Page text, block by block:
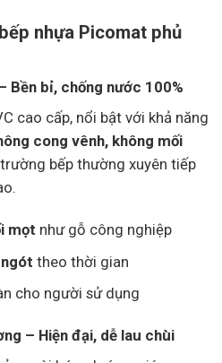
nhựa Picomat phủ
Bền bỉ, chống nước 100%
cao cấp, nổi bật với khả năng
cong vênh, không mối
bếp thường xuyên tiếp
mọt như gỗ công nghiệp
theo thời gian
cho người sử dụng
– Hiện đại, dễ lau chùi